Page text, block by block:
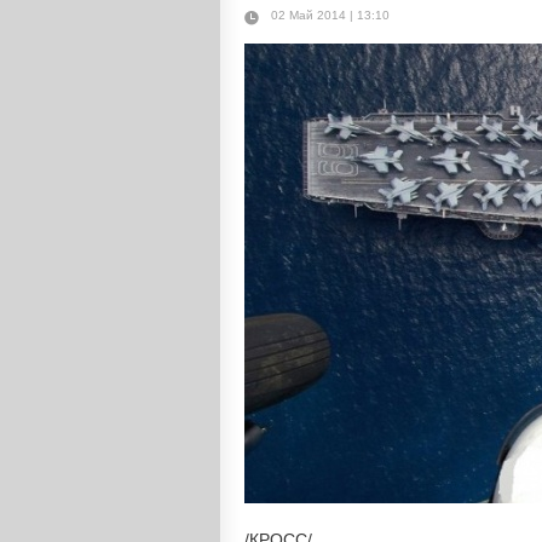
02 Май 2014 | 13:10